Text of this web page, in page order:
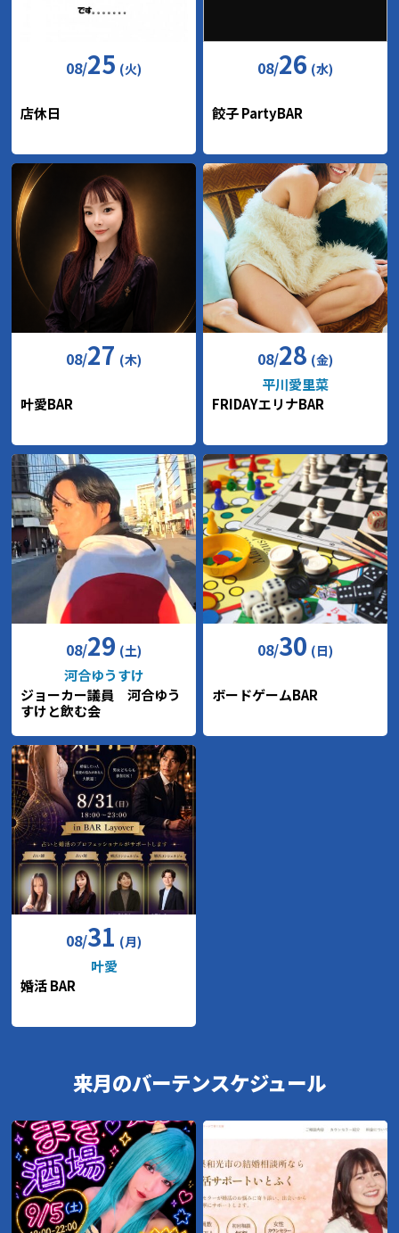
08/25 (火)
店休日
08/26 (水)
餃子 PartyBAR
08/27 (木)
叶愛BAR
08/28 (金)
平川愛里菜
FRIDAYエリナBAR
08/29 (土)
河合ゆうすけ
ジョーカー議員 河合ゆう
すけと飲む会
08/30 (日)
ボードゲームBAR
08/31 (月)
叶愛
婚活 BAR
来月のバーテンスケジュール